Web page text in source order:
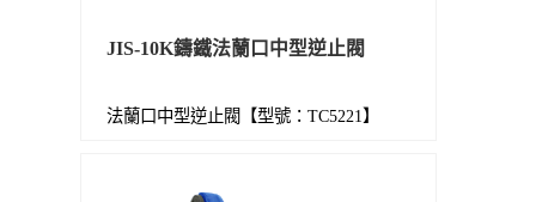
JIS-10K鑄鐵法蘭口中型逆止閥
法蘭口中型逆止閥【型號：TC5221】